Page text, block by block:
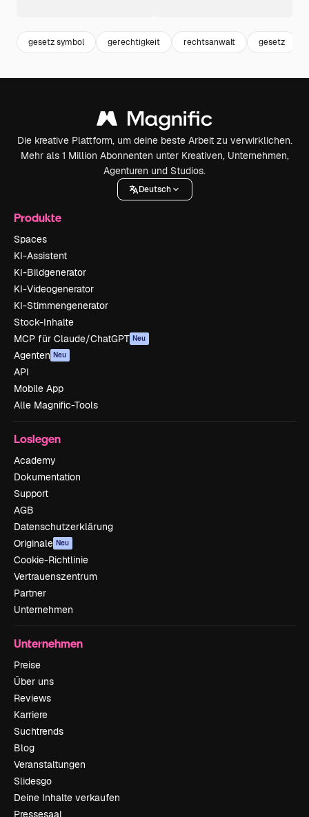
gesetz symbol gerechtigkeit rechtsanwalt gesetz
Die kreative Plattform, um deine beste Arbeit zu verwirklichen.
Mehr als 1 Million Abonnenten unter Kreativen, Unternehmen,
Agenturen und Studios.
Deutsch
Produkte
Spaces
KI-Assistent
KI-Bildgenerator
KI-Videogenerator
KI-Stimmengenerator
Stock-Inhalte
MCP für Claude/ChatGPT Neu
Agenten Neu
API
Mobile App
Alle Magnific-Tools
Loslegen
Academy
Dokumentation
Support
AGB
Datenschutzerklärung
Originale Neu
Cookie-Richtlinie
Vertrauenszentrum
Partner
Unternehmen
Unternehmen
Preise
Über uns
Reviews
Karriere
Suchtrends
Blog
Veranstaltungen
Slidesgo
Deine Inhalte verkaufen
Pressesaal